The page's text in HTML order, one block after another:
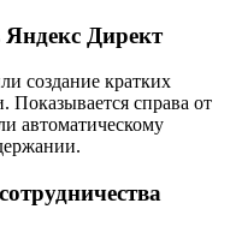
Директ
создание кратких
Показывается справа от
автоматическому